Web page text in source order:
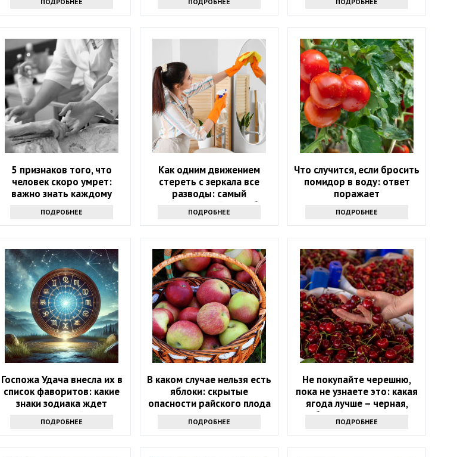
5 признаков того, что
человек скоро умрет:
важно знать каждому
ПОДРОБНЕЕ
Как одним движением
стереть с зеркала все
разводы: самый
эффективный способ
ПОДРОБНЕЕ
Что случится, если бросить
помидор в воду: ответ
поражает
ПОДРОБНЕЕ
Госпожа Удача внесла их в
список фаворитов: какие
знаки зодиака ждет
ошеломительный успех в
ближайшие 10 дней
ПОДРОБНЕЕ
В каком случае нельзя есть
яблоки: скрытые
опасности райского плода
ПОДРОБНЕЕ
Не покупайте черешню,
пока не узнаете это: какая
ягода лучше – черная,
белая или розовая
ПОДРОБНЕЕ